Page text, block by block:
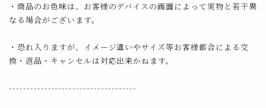
・商品のお色味は、お客様のデバイスの画面によって実物と若干異
なる場合がございます。
・恐れ入りますが、イメージ違いやサイズ等お客様都合による交
換・返品・キャンセルは対応出来かねます。
------------------------------------